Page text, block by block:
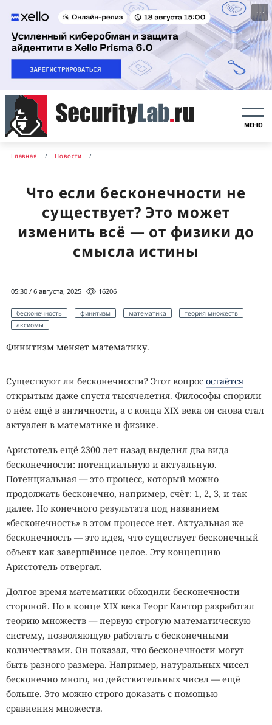
···
МЕНЮ
Главная Новости
Что если бесконечности не
существует? Это может
изменить всё — от физики до
смысла истины
05:30 / 6 августа, 2025 16206
бесконечность финитизм математика
теория множеств
аксиомы
Финитизм меняет математику.
Существуют ли бесконечности? Этот вопрос остаётся
открытым даже спустя тысячелетия. Философы спорили
о нём ещё в античности, а с конца XIX века он снова стал
актуален в математике и физике.
Аристотель ещё 2300 лет назад выделил два вида
бесконечности: потенциальную и актуальную.
Потенциальная — это процесс, который можно
продолжать бесконечно, например, счёт: 1, 2, 3, и так
далее. Но конечного результата под названием
«бесконечность» в этом процессе нет. Актуальная же
бесконечность — это идея, что существует бесконечный
объект как завершённое целое. Эту концепцию
Аристотель отвергал.
Долгое время математики обходили бесконечности
стороной. Но в конце XIX века Георг Кантор разработал
теорию множеств — первую строгую математическую
систему, позволяющую работать с бесконечными
количествами. Он показал, что бесконечности могут
быть разного размера. Например, натуральных чисел
бесконечно много, но действительных чисел — ещё
больше. Это можно строго доказать с помощью
сравнения множеств.